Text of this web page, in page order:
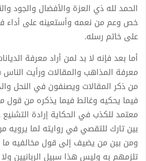
الحمد لله ذي العزة والأفضال والجود
خص وعم من نعمه وأستعينه على أداء
على خاتم رسله.
أما بعد فإنه لا بد لمن أراد معرفة
معرفة المذاهب والمقالات ورأيت
من ذكر المقالات ويصنفون في النحل
فيما يحكيه وغالط فيما يذكره من قول
معتمد للكذب في الحكاية إرادة
بين تارك للتقصي في روايته لما يرويه
ومن بين من يضيف إلى قول مخالفيه
تلزمهم به وليس هذا سبيل الربانيين